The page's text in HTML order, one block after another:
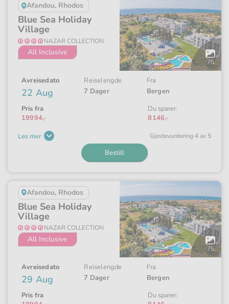
Afandou, Rhodos
Blue Sea Holiday
Village
NAZAR COLLECTION
All Inclusive
Åpne
galleriet
75
Avreisedato
22 Aug
Reiselengde
7 Dager
Fra
Bergen
Pris fra
19994,-
Du sparer:
8146,-
Les mer
Gjeste­vurdering 4 av 5
Bestill
Afandou, Rhodos
Blue Sea Holiday
Village
NAZAR COLLECTION
All Inclusive
Åpne
galleriet
75
Avreisedato
29 Aug
Reiselengde
7 Dager
Fra
Bergen
Pris fra
Du sparer: